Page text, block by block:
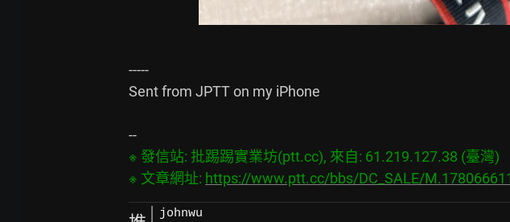
-----
Sent from JPTT on my iPhone
※ 發信站: 批踢踢實業坊(ptt.cc), 來自: 61.219.127.38 (臺灣)
※ 文章網址: https://www.ptt.cc/bbs/DC_SALE/
johnwu